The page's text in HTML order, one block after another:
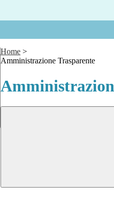
Home >
Amministrazione Trasparente